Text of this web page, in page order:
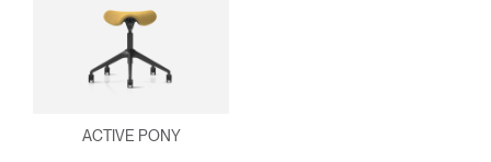
ACTIVE PONY